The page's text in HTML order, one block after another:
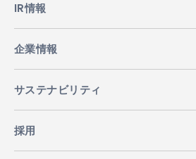
IR情報
企業情報
サステナビリティ
採用